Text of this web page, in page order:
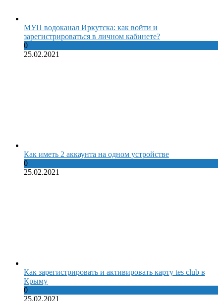
МУП водоканал Иркутска: как войти и
зарегистрироваться в личном кабинете?
0
25.02.2021
Как иметь 2 аккаунта на одном устройстве
0
25.02.2021
Как зарегистрировать и активировать карту tes club в
Крыму
0
25.02.2021